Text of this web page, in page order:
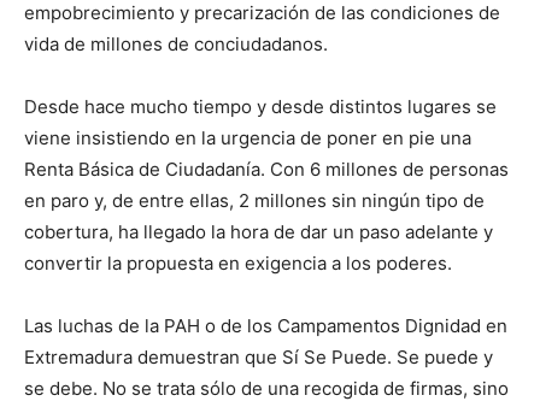
empobrecimiento y precarización de las condiciones de
vida de millones de conciudadanos.
Desde hace mucho tiempo y desde distintos lugares se
viene insistiendo en la urgencia de poner en pie una
Renta Básica de Ciudadanía. Con 6 millones de personas
en paro y, de entre ellas, 2 millones sin ningún tipo de
cobertura, ha llegado la hora de dar un paso adelante y
convertir la propuesta en exigencia a los poderes.
Las luchas de la PAH o de los Campamentos Dignidad en
Extremadura demuestran que Sí Se Puede. Se puede y
se debe. No se trata sólo de una recogida de firmas, sino